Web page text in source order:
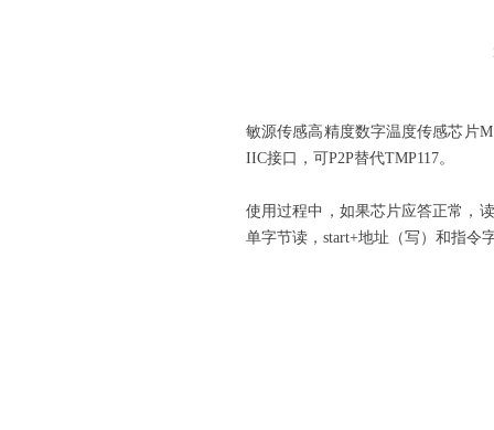
敏源传感高精度数字温度传感芯片
IIC接口，可P2P替代TMP117。
使用过程中，如果芯片应答正常，
单字节读，start+地址（写）和指令